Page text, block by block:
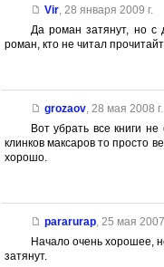
Vir, 28 января 2009 г.
Да роман затянут, но с
роман, кто не читал
grozaov, 28 мая 2008 г.
Вот убрать все книги
клинков максаров то просто
хорошо.
pararurap, 25 мая 2007
Начало очень хорошее,
затянут.